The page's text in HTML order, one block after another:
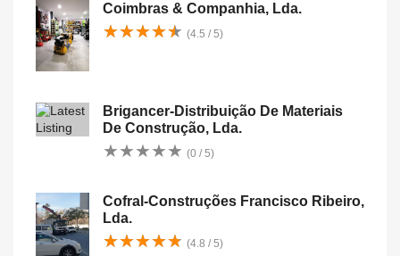
Coimbras & Companhia, Lda.
★★★★★
★★★★★ (4.5 / 5)
Brigancer-Distribuição De Materiais
De Construção, Lda.
★★★★★
★★★★★ (0 / 5)
Cofral-Construções Francisco Ribeiro,
Lda.
★★★★★
★★★★★ (4.8 / 5)